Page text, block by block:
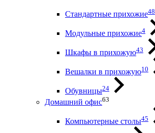
Стандартные прихожие48
Модульные прихожие4
Шкафы в прихожую43
Вешалки в прихожую10
Обувницы24
Домашний офис63
Компьютерные столы45